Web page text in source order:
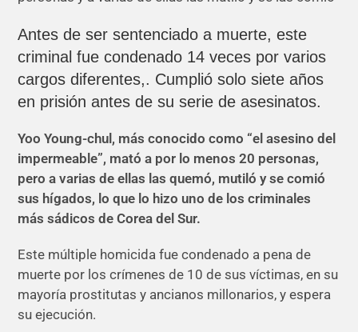
Antes de ser sentenciado a muerte, este
criminal fue condenado 14 veces por varios
cargos diferentes,. Cumplió solo siete años
en prisión antes de su serie de asesinatos.
Yoo Young-chul, más conocido como “el asesino del
impermeable”, mató a por lo menos 20 personas,
pero a varias de ellas las quemó, mutiló y se comió
sus hígados, lo que lo hizo uno de los criminales
más sádicos de Corea del Sur.
Este múltiple homicida fue condenado a pena de
muerte por los crímenes de 10 de sus víctimas, en su
mayoría prostitutas y ancianos millonarios, y espera
su ejecución.